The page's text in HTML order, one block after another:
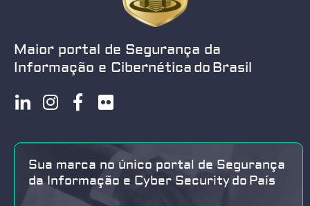
Maior portal de Segurança da
Informação e Cibernética do Brasil
Sua marca no único portal de Segurança
da Informação e Cyber Security do País